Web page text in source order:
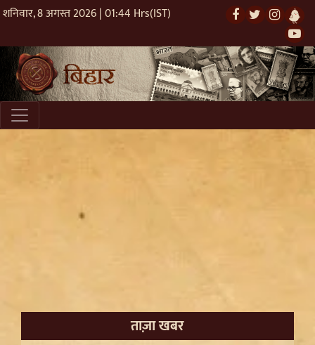
शनिवार, 8 अगस्त 2026 | 01:44 Hrs(IST)
ताज़ा खबर